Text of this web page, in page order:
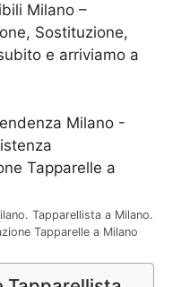
Milano –
Sostituzione,
e arriviamo a
Tapparellista a Milano.
Tapparelle a Milano